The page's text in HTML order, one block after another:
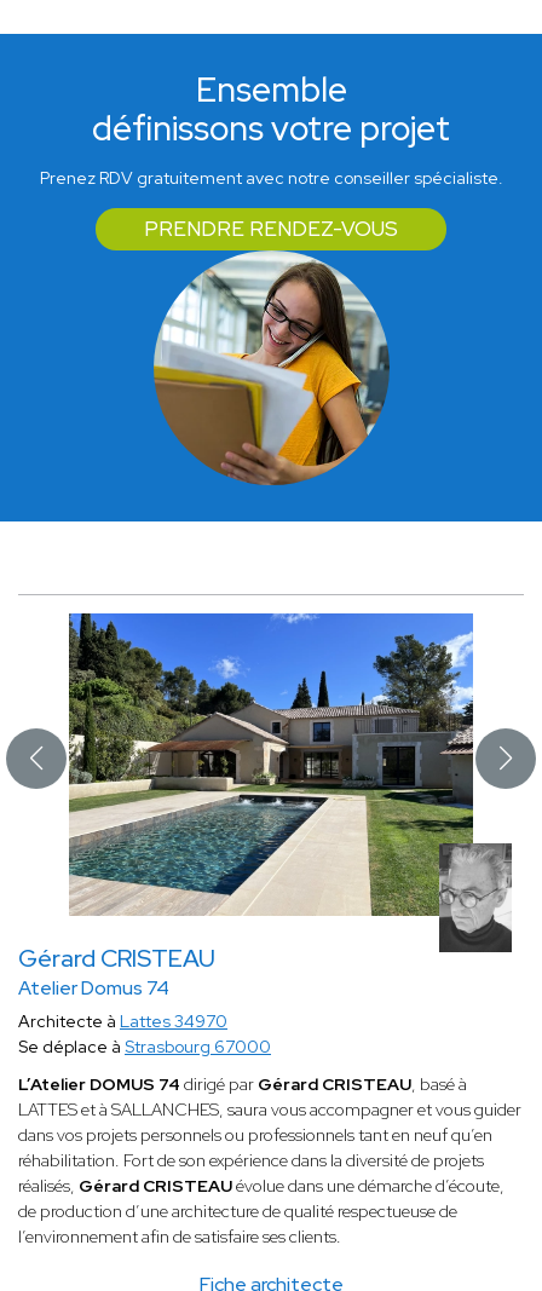
Ensemble
définissons votre projet
Prenez RDV gratuitement avec notre conseiller spécialiste.
PRENDRE RENDEZ-VOUS
Gérard CRISTEAU
Atelier Domus 74
Fiche architecte
Architecte à Lattes 34970
Se déplace à Strasbourg 67000
L’Atelier DOMUS 74 dirigé par Gérard CRISTEAU, basé à
LATTES et à SALLANCHES, saura vous accompagner et vous guider
dans vos projets personnels ou professionnels tant en neuf qu’en
réhabilitation. Fort de son expérience dans la diversité de projets
réalisés, Gérard CRISTEAUévolue dans une démarche d’écoute,
de production d’une architecture de qualité respectueuse de
l’environnement afin de satisfaire ses clients.